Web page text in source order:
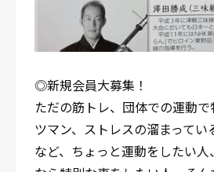
◎新規会員大募集！
ただの筋トレ、団体での運動
ツマン、ストレスの溜まって
など、ちょっと運動をしたい